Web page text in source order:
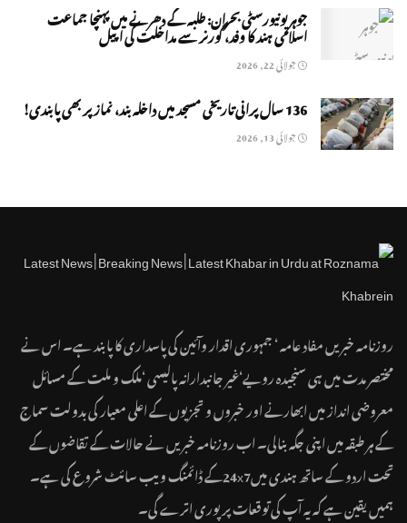
جوہر یونیورسٹی بحران: طلبہ کے دھرنے میں پہنچا جماعت
اسلامی ہند کا وفد، گورنر سے مداخلت کی اپیل
جولائی 22, 2026
136 سال پرانی تاریخی مسجد میں داخلہ بند، نماز پر بھی پابندی!
جولائی 13, 2026
روزنامہ خبریں مفاد عامہ ‘ جمہوری اقدار وآئین کی پاسداری کا پابند ہے۔ اس نے
مختصر مدت میں ہی سنجیدہ رویے‘غیر جانبدارانہ پالیسی ‘ملک و ملت کے مسائل
معروضی انداز میں ابھارنے اور خبروں و تجزیوں کے اعلی معیار کی بدولت سماج
کے ہر طبقہ میں اپنی جگہ بنالی۔ اب روزنامہ خبریں نے حالات کے تقاضوں کے
تحت اردو کے ساتھ ہندی میں24x7کے ڈائمنگ ویب سائٹ شروع کی ہے۔
ہمیں یقین ہے کہ یہ آپ کی توقعات پر پوری اترے گی۔